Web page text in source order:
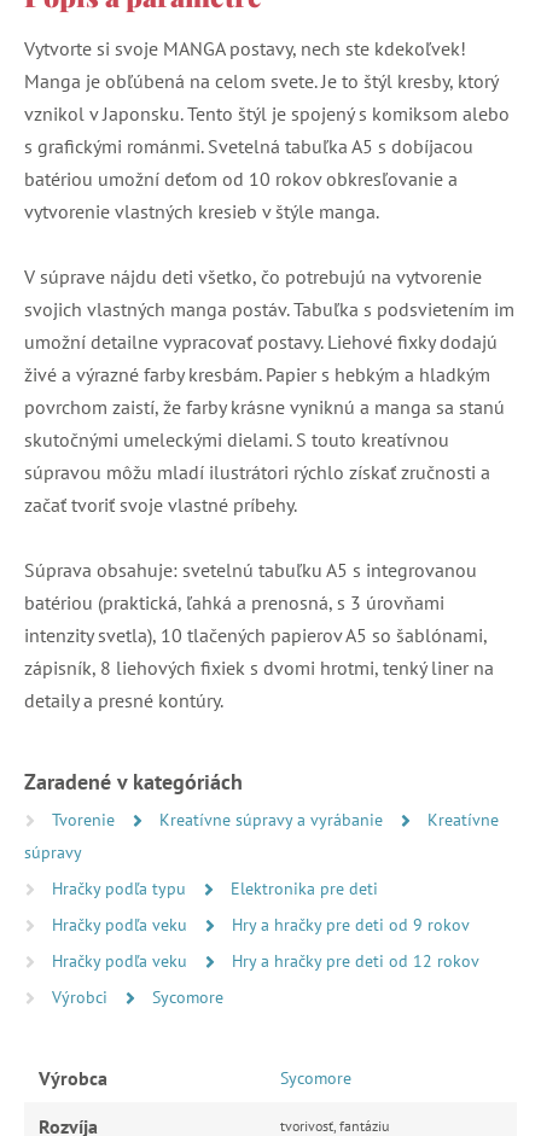
Vytvorte si svoje MANGA postavy, nech ste kdekoľvek!
Manga je obľúbená na celom svete. Je to štýl kresby, ktorý
vznikol v Japonsku. Tento štýl je spojený s komiksom alebo
s grafickými románmi. Svetelná tabuľka A5 s dobíjacou
batériou umožní deťom od 10 rokov obkresľovanie a
vytvorenie vlastných kresieb v štýle manga.
V súprave nájdu deti všetko, čo potrebujú na vytvorenie
svojich vlastných manga postáv. Tabuľka s podsvietením im
umožní detailne vypracovať postavy. Liehové fixky dodajú
živé a výrazné farby kresbám. Papier s hebkým a hladkým
povrchom zaistí, že farby krásne vyniknú a manga sa stanú
skutočnými umeleckými dielami. S touto kreatívnou
súpravou môžu mladí ilustrátori rýchlo získať zručnosti a
začať tvoriť svoje vlastné príbehy.
Súprava obsahuje: svetelnú tabuľku A5 s integrovanou
batériou (praktická, ľahká a prenosná, s 3 úrovňami
intenzity svetla), 10 tlačených papierov A5 so šablónami,
zápisník, 8 liehových fixiek s dvomi hrotmi, tenký liner na
detaily a presné kontúry.
Zaradené v kategóriách
Tvorenie Kreatívne súpravy a vyrábanie
Kreatívne
súpravy
Hračky podľa typu
Elektronika pre deti
Hračky podľa veku
Hry a hračky pre deti od 9 rokov
Hračky podľa veku
Hry a hračky pre deti od 12 rokov
Výrobci
Sycomore
Výrobca Sycomore
Rozvíja tvorivosť, fantáziu